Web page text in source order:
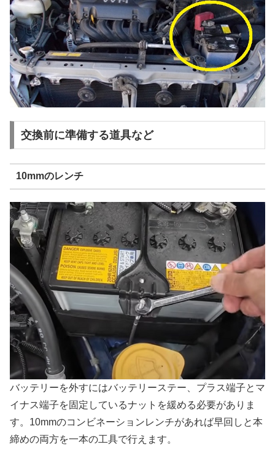
交換前に準備する道具など
10mmのレンチ
バッテリーを外すにはバッテリーステー、プラス端子とマ
イナス端子を固定しているナットを緩める必要がありま
す。10mmのコンビネーションレンチがあれば早回しと本
締めの両方を一本の工具で行えます。